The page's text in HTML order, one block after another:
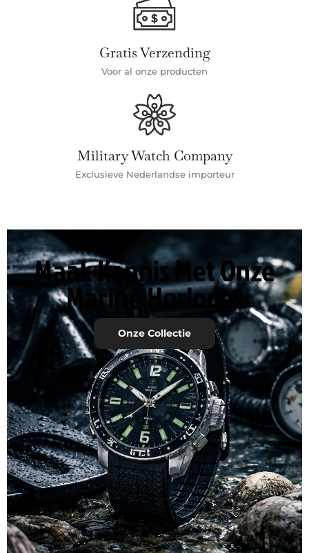
Gratis Verzending
Voor al onze producten
Military Watch Company
Exclusieve Nederlandse importeur
Maak Kennis Met Onze
Marine Horloges
Onze Collectie